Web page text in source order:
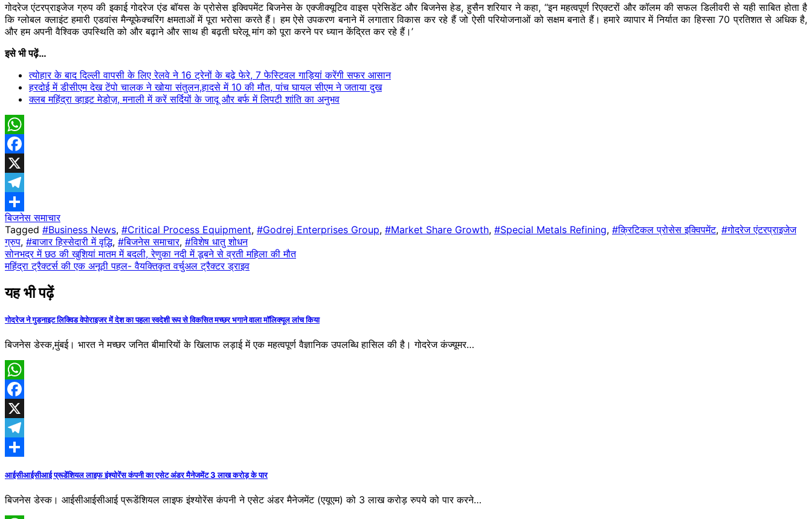
गोदरेज एंटरप्राइजेज ग्रुप की इकाई गोदरेज एंड बॉयस के प्रोसेस इक्विपमेंट बिजनेस के एक्जीक्यूटिव वाइस प्रेसिडेंट और बिजनेस हेड, हुसैन शरियार ने कहा, ‘‘इन महत्वपूर्ण रिएक्टरों और कॉलम की सफल डिलीवरी से यही साबित होता है
कि ग्लोबल क्लाइंट हमारी एडवांस मैन्यूफेक्चरिंग क्षमताओं में पूरा भरोसा करते हैं। हम ऐसे उपकरण बनाने में लगातार विकास कर रहे हैं जो ऐसी परियोजनाओं को सक्षम बनाते हैं। हमारे व्यापार में निर्यात का हिस्सा 70 प्रतिशत से अधिक है,
और हम अपनी वैश्विक उपस्थिति को और बढ़ाने और साथ ही बढ़ती घरेलू मांग को पूरा करने पर ध्यान केंद्रित कर रहे हैं।’
इसे भी पढ़ें…
त्योहार के बाद दिल्ली वापसी के लिए रेलवे ने 16 ट्रेनों के बढ़े फेरे, 7 फेस्टिवल गाड़ियां करेंगी सफर आसान
हरदोई में डीसीएम देख टेंपो चालक ने खोया संतुलन,हादसे में 10 की मौत, पांच घायल सीएम ने जताया दुख
क्लब महिंद्रा व्हाइट मेडोज़, मनाली में करें सर्दियों के जादू और बर्फ में लिपटी शांति का अनुभव
WhatsApp
Facebook
X
Telegram
Share
बिजनेस समाचार
Tagged #Business News, #Critical Process Equipment, #Godrej Enterprises Group, #Market Share Growth, #Special Metals Refining, #क्रिटिकल प्रोसेस इक्विपमेंट, #गोदरेज एंटरप्राइजेज
ग्रुप, #बाजार हिस्सेदारी में वृद्धि, #बिजनेस समाचार, #विशेष धातु शोधन
Post
navigation
सोनभद्र में छठ की खुशियां मातम में बदली, रेणुका नदी में डूबने से व्रती महिला की मौत
महिंद्रा ट्रैक्टर्स की एक अनूठी पहल- वैयक्तिकृत वर्चुअल ट्रैक्टर ड्राइव
यह भी पढ़ें
गोदरेज ने गुडनाइट लिक्विड वेपोराइजर में देश का पहला स्वदेशी रूप से विकसित मच्छर भगाने वाला मॉलिक्यूल लांच किया
बिजनेस डेस्क,मुंबई। भारत ने मच्छर जनित बीमारियों के खिलाफ लड़ाई में एक महत्वपूर्ण वैज्ञानिक उपलब्धि हासिल की है। गोदरेज कंज्यूमर…
WhatsApp
Facebook
X
Telegram
आईसीआईसीआई प्रूडेंशियल लाइफ इंश्योरेंस कंपनी का एसेट अंडर मैनेजमेंट 3 लाख करोड़ के पार
बिजनेस डेस्क। आईसीआईसीआई प्रूडेंशियल लाइफ इंश्योरेंस कंपनी ने एसेट अंडर मैनेजमेंट (एयूएम) को 3 लाख करोड़ रुपये को पार करने…